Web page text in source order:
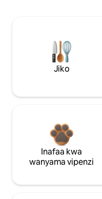
Jiko
Inafaa kwa
wanyama vipenzi